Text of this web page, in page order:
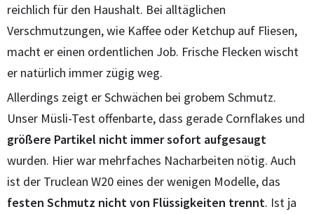
reichlich für den Haushalt. Bei alltäglichen
Verschmutzungen, wie Kaffee oder Ketchup auf Fliesen,
macht er einen ordentlichen Job. Frische Flecken wischt
er natürlich immer zügig weg.
Allerdings zeigt er Schwächen bei grobem Schmutz.
Unser Müsli-Test offenbarte, dass gerade Cornflakes und
größere Partikel nicht immer sofort aufgesaugt
wurden. Hier war mehrfaches Nacharbeiten nötig. Auch
ist der Truclean W20 eines der wenigen Modelle, das
festen Schmutz nicht von Flüssigkeiten trennt. Ist ja